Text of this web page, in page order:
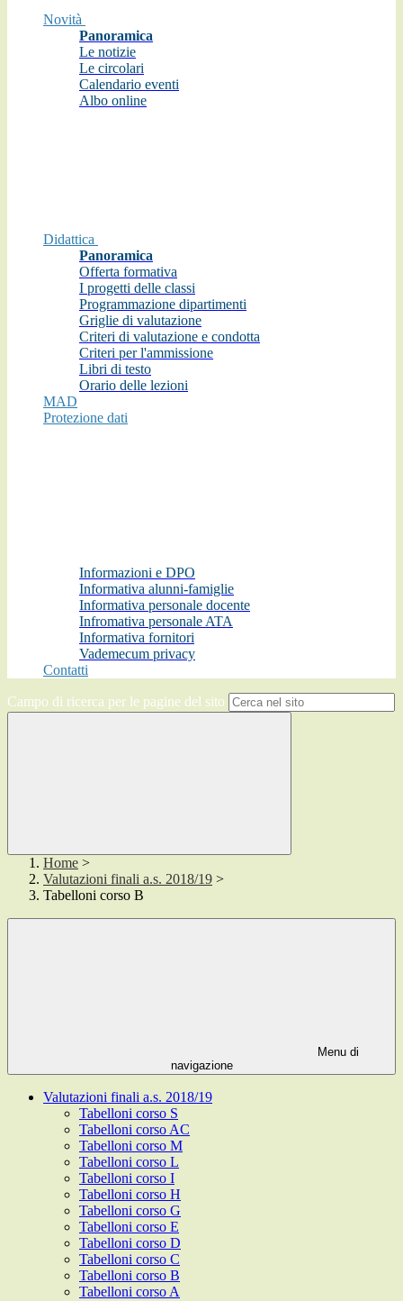
Novità
Panoramica
Le notizie
Le circolari
Calendario eventi
Albo online
Didattica
Panoramica
Offerta formativa
I progetti delle classi
Programmazione dipartimenti
Griglie di valutazione
Criteri di valutazione e condotta
Criteri per l'ammissione
Libri di testo
Orario delle lezioni
MAD
Protezione dati
Informazioni e DPO
Informativa alunni-famiglie
Informativa personale docente
Infromativa personale ATA
Informativa fornitori
Vademecum privacy
Contatti
Campo di ricerca per le pagine del sito
Home >
Valutazioni finali a.s. 2018/19 >
Tabelloni corso B
Menu di
navigazione
Valutazioni finali a.s. 2018/19
Tabelloni corso S
Tabelloni corso AC
Tabelloni corso M
Tabelloni corso L
Tabelloni corso I
Tabelloni corso H
Tabelloni corso G
Tabelloni corso E
Tabelloni corso D
Tabelloni corso C
Tabelloni corso B
Tabelloni corso A